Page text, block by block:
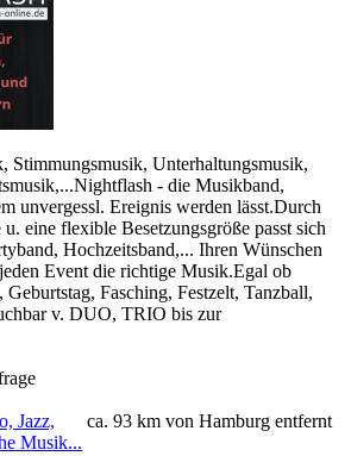
Stimmungsmusik, Unterhaltungsmusik,
- die Musikband,
unvergessl. Ereignis werden lässt.Durch
eine flexible Besetzungsgröße passt sich
Hochzeitsband,... Ihren Wünschen
Event die richtige Musik.Egal ob
Fasching, Festzelt, Tanzball,
v. DUO, TRIO bis zur
ca. 93 km von Hamburg entfernt
Jazz,
Musik...